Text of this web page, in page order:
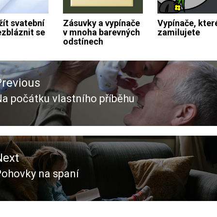
svatební
se
Zásuvky a vypínače
v mnoha barevných
odstínech
Vypínače,
zamilujete
počátku vlastního příběhu
post:
na spaní